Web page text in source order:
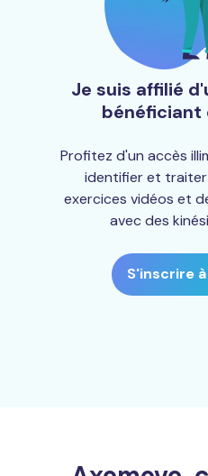
Je suis affilié
bénéficiant
Profitez d'un accès
identifier et traiter
exercices vidéos et
avec des
S'inscrire